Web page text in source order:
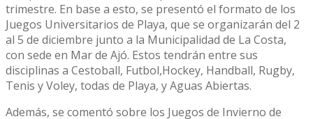
trimestre. En base a esto, se presentó el formato de los
Juegos Universitarios de Playa, que se organizarán del 2
al 5 de diciembre junto a la Municipalidad de La Costa,
con sede en Mar de Ajó. Estos tendrán entre sus
disciplinas a Cestoball, Futbol,Hockey, Handball, Rugby,
Tenis y Voley, todas de Playa, y Aguas Abiertas.
Además, se comentó sobre los Juegos de Invierno de